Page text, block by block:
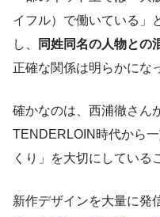
イフル）で働いている」
し、
同姓同名の人物との
正確な関係は明らかにな
確かなのは、西浦徹さん
TENDERLOIN時代から
くり」を大切にしている
新作デザインを大量に発